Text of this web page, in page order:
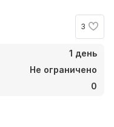
3
1 день
Не ограничено
0